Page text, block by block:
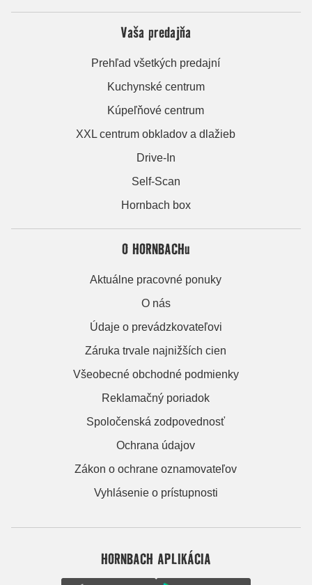
Vaša predajňa
Prehľad všetkých predajní
Kuchynské centrum
Kúpeľňové centrum
XXL centrum obkladov a dlažieb
Drive-In
Self-Scan
Hornbach box
O HORNBACHu
Aktuálne pracovné ponuky
O nás
Údaje o prevádzkovateľovi
Záruka trvale najnižších cien
Všeobecné obchodné podmienky
Reklamačný poriadok
Spoločenská zodpovednosť
Ochrana údajov
Zákon o ochrane oznamovateľov
Vyhlásenie o prístupnosti
HORNBACH APLIKÁCIA